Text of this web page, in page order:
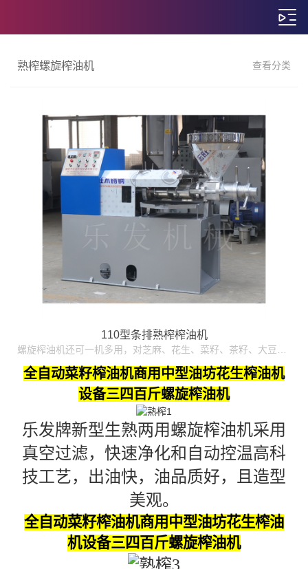
熟榨螺旋榨油机 查看分类
110型条排熟榨榨油机
全自动菜籽榨油机商用中型油坊花生榨油机
设备三四百斤螺旋榨油机
乐发牌新型生熟两用螺旋榨油机采用
真空过滤，快速净化和自动控温高科
技工艺，出油快，油品质好，且造型
美观。
全自动菜籽榨油机商用中型油坊花生榨油
机设备三四百斤螺旋榨油机